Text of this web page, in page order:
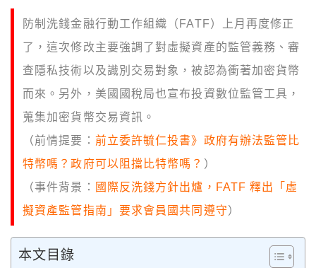
防制洗錢金融行動工作組織（FATF）上月再度修正
了，這次修改主要強調了對虛擬資產的監管義務、審
查隱私技術以及識別交易對象，被認為衝著加密貨幣
而來。另外，美國國稅局也宣布投資數位監管工具，
蒐集加密貨幣交易資訊。
（前情提要： 前立委許毓仁投書》政府有辦法監管比
特幣嗎？政府可以阻擋比特幣嗎？ ）
（事件背景：
國際反洗錢方針出爐，FATF 釋出「虛
擬資產監管指南」要求會員國共同遵守）
本文目錄